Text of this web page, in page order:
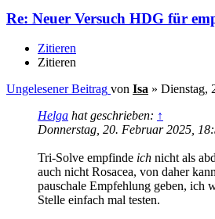
Re: Neuer Versuch HDG für
Zitieren
Zitieren
Ungelesener Beitrag von Isa » Dienstag,
Helga hat geschrieben: ↑
Donnerstag, 20. Februar 2025,
Tri-Solve empfinde ich nicht als
auch nicht Rosacea, von daher
pauschale Empfehlung geben, ich
Stelle einfach mal testen.